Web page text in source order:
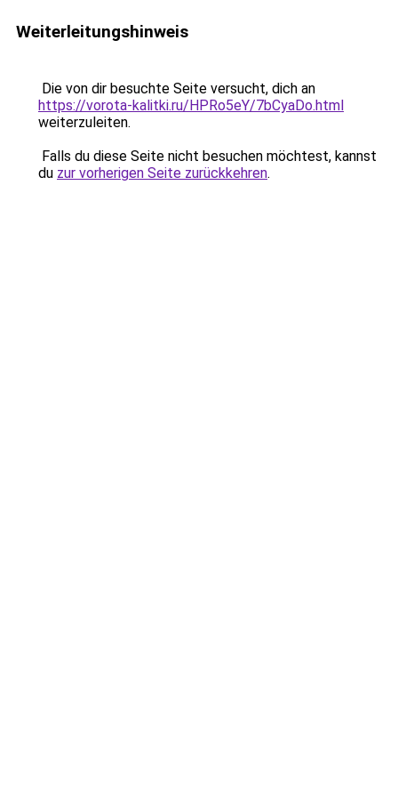
Weiterleitungshinweis
Die von dir besuchte Seite versucht, dich an
https://vorota-kalitki.ru/HPRo5eY/7bCyaDo.html
weiterzuleiten.
Falls du diese Seite nicht besuchen möchtest, kannst
du zur vorherigen Seite zurückkehren.